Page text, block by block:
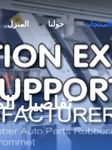
المنزل حولنا المنتجات
تفاصيل